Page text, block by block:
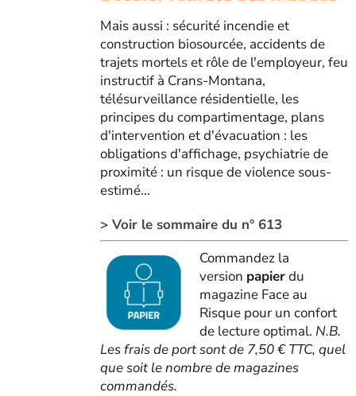
Mais aussi : sécurité incendie et
construction biosourcée, accidents de
trajets mortels et rôle de l'employeur, feu
instructif à Crans-Montana,
télésurveillance résidentielle, les
principes du compartimentage, plans
d'intervention et d'évacuation : les
obligations d'affichage, psychiatrie de
proximité : un risque de violence sous-
estimé...
> Voir le sommaire du n° 613
Commandez la
version papierdu
magazine Face au
Risque pour un confort
de lecture optimal. N.B.
Les frais de port sont de 7,50 € TTC, quel
que soit le nombre de magazines
commandés.